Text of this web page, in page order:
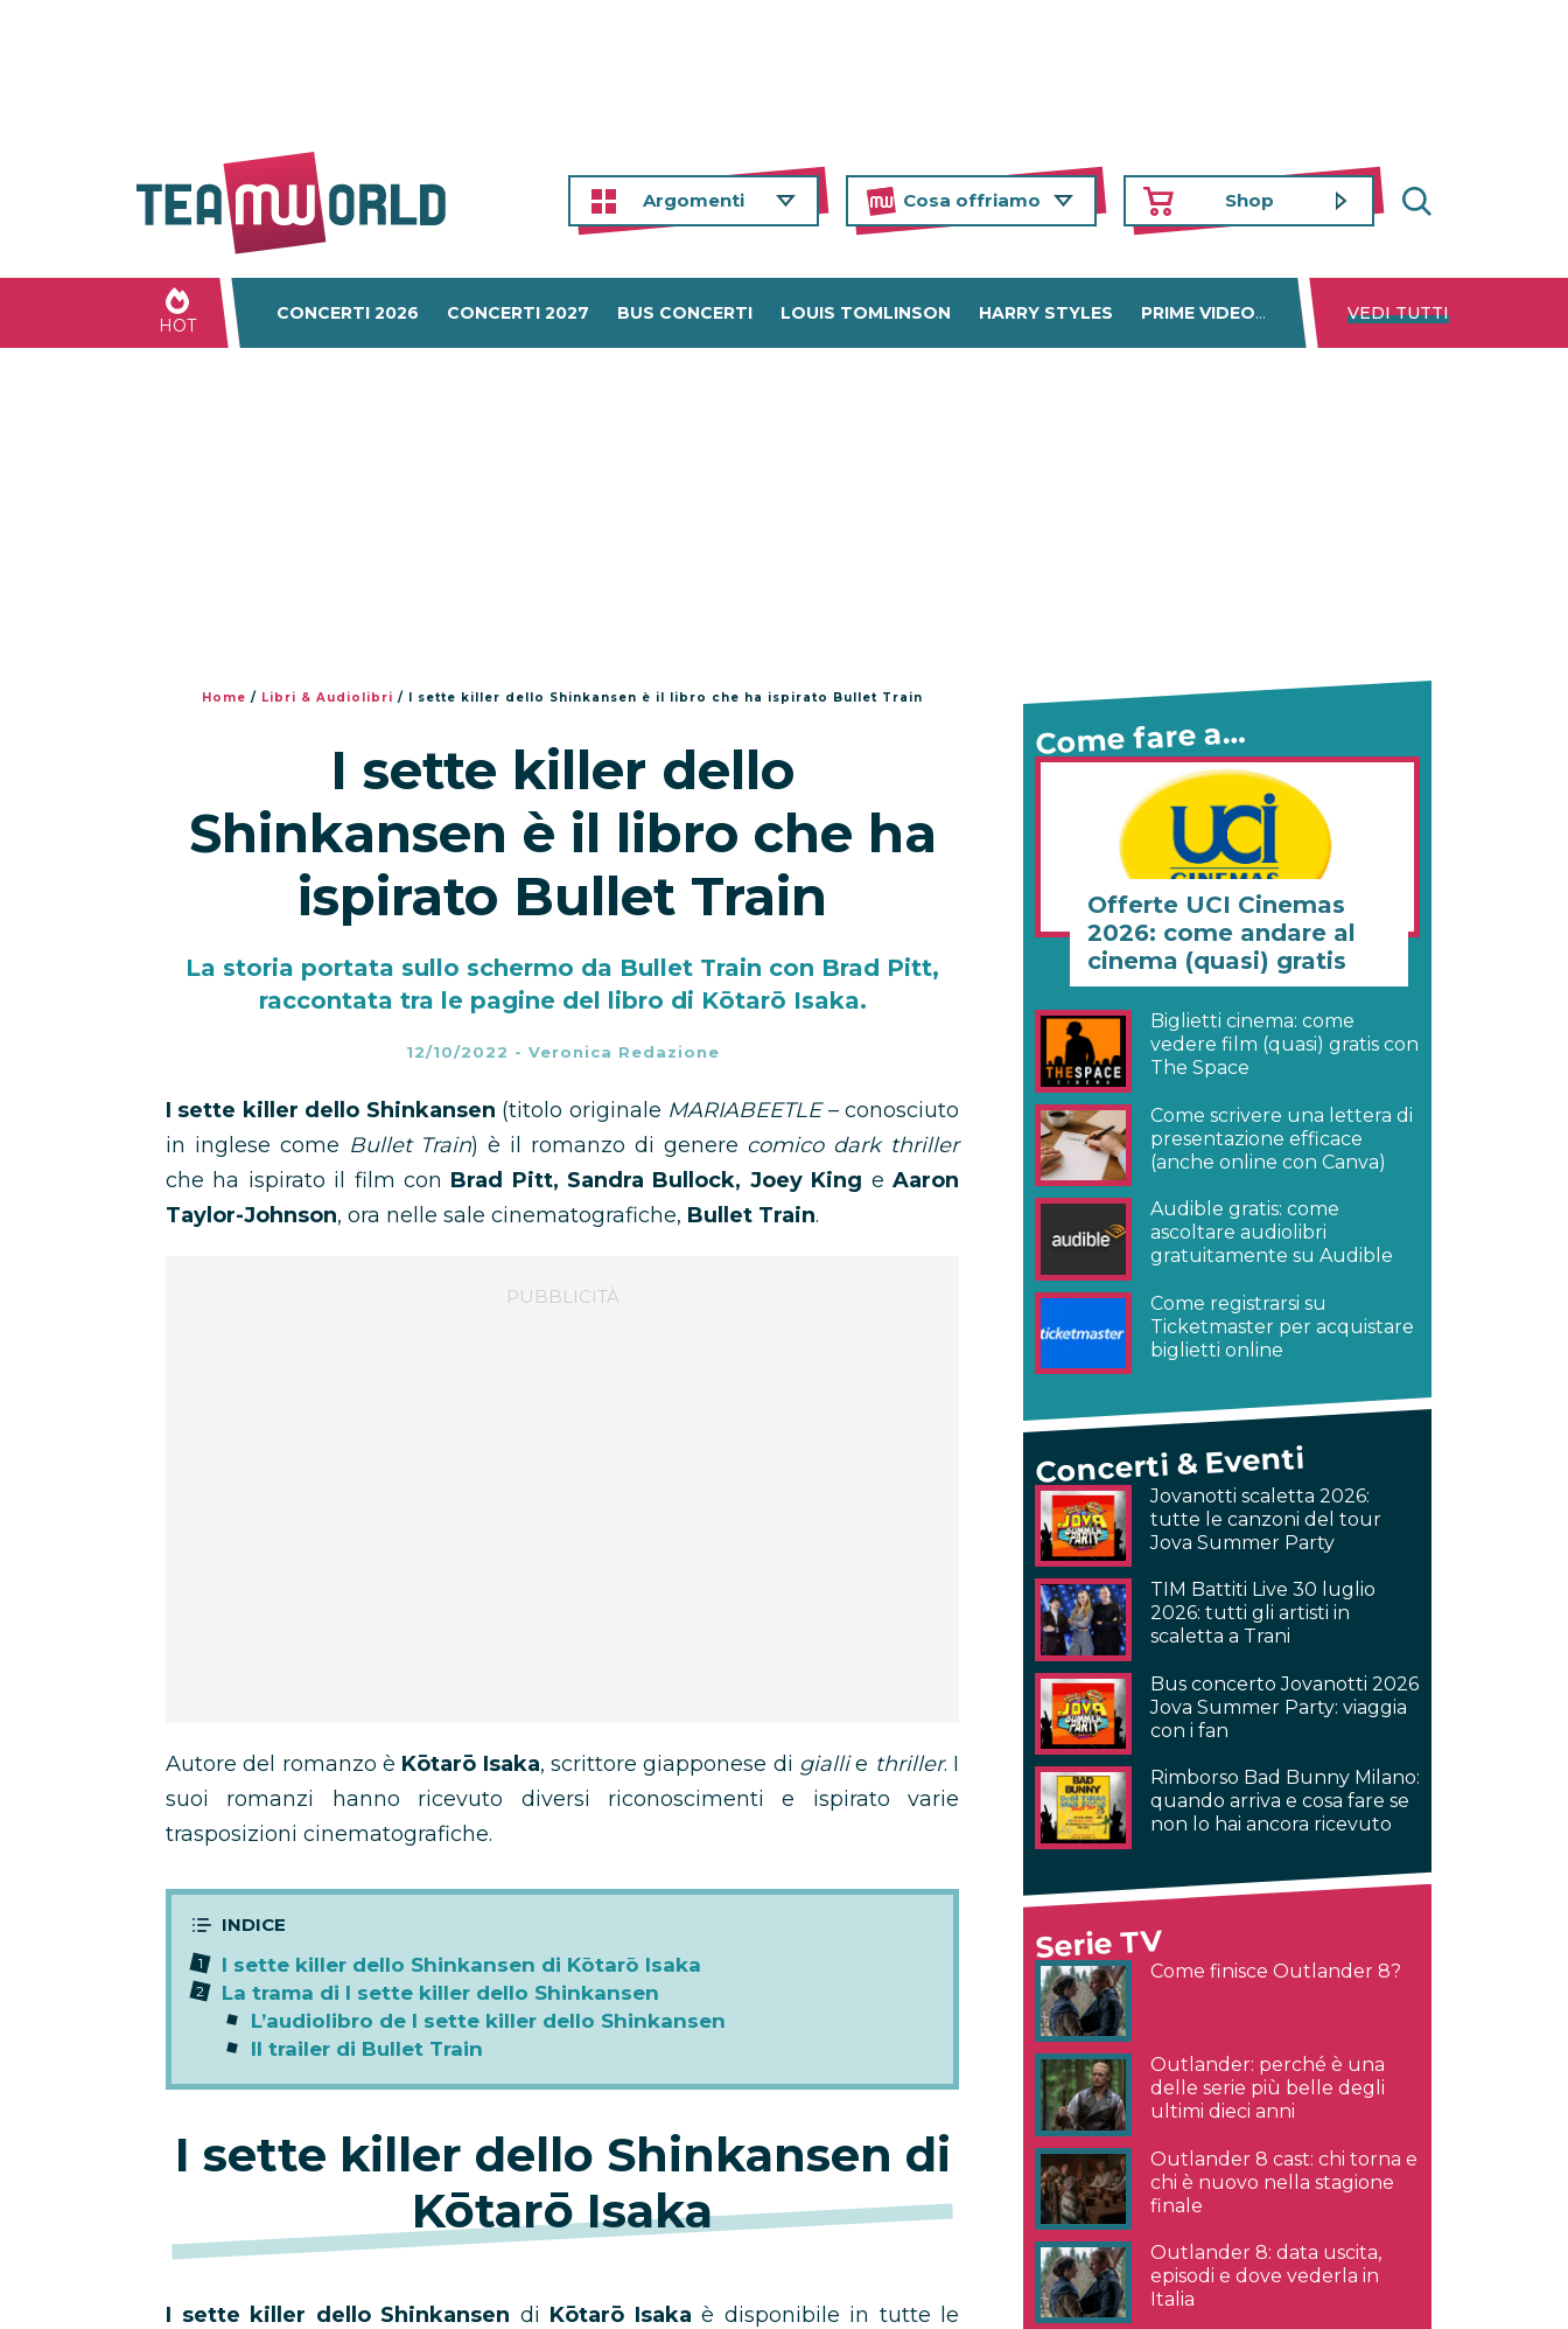
Argomenti Cosa offriamo Shop
HOT
CONCERTI 2026 CONCERTI 2027 BUS CONCERTI LOUIS TOMLINSON HARRY STYLES PRIME VIDEO DISNEY+ NETFLIX
VEDI TUTTI
Home / Libri & Audiolibri / I sette killer dello Shinkansen è il libro che ha ispirato Bullet Train
I sette killer dello
Shinkansen è il libro che ha
ispirato Bullet Train
La storia portata sullo schermo da Bullet Train con Brad Pitt,
raccontata tra le pagine del libro di Kōtarō Isaka.
12/10/2022 - Veronica Redazione
I sette killer dello Shinkansen (titolo originale MARIABEETLE– conosciuto
in inglese come Bullet Train) è il romanzo di genere comico dark thriller
che ha ispirato il film con Brad Pitt, Sandra Bullock, Joey King e Aaron
Taylor-Johnson, ora nelle sale cinematografiche, Bullet Train.
Autore del romanzo è Kōtarō Isaka, scrittore giapponese di giallie thriller. I
suoi romanzi hanno ricevuto diversi riconoscimenti e ispirato varie
trasposizioni cinematografiche.
I sette killer dello Shinkansen di Kōtarō Isaka
La trama di I sette killer dello Shinkansen
L’audiolibro de I sette killer dello Shinkansen
Il trailer di Bullet Train
I sette killer dello Shinkansen di
Kōtarō Isaka
I sette killer dello Shinkansen di Kōtarō Isaka è disponibile in tutte le
Come fare a…
Offerte UCI Cinemas
2026: come andare al
cinema (quasi) gratis
Biglietti cinema: come
vedere film (quasi) gratis con
The Space
Come scrivere una lettera di
presentazione efficace
(anche online con Canva)
Audible gratis: come
ascoltare audiolibri
gratuitamente su Audible
Come registrarsi su
Ticketmaster per acquistare
biglietti online
Concerti & Eventi
Jovanotti scaletta 2026:
tutte le canzoni del tour
Jova Summer Party
TIM Battiti Live 30 luglio
2026: tutti gli artisti in
scaletta a Trani
Bus concerto Jovanotti 2026
Jova Summer Party: viaggia
con i fan
Rimborso Bad Bunny Milano:
quando arriva e cosa fare se
non lo hai ancora ricevuto
Serie TV
Come finisce Outlander 8?
Outlander: perché è una
delle serie più belle degli
ultimi dieci anni
Outlander 8 cast: chi torna e
chi è nuovo nella stagione
finale
Outlander 8: data uscita,
episodi e dove vederla in
Italia